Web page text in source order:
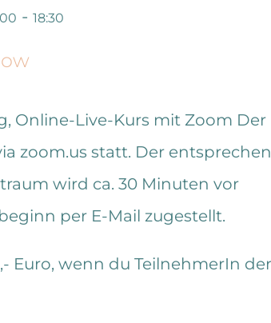
-18:30
Online-Live-Kurs mit Zoom Der
zoom.us statt. Der
wird ca. 30 Minuten vor
per E-Mail zugestellt.
Euro, wenn du TeilnehmerIn der